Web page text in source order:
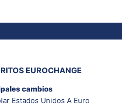
EUROCHANGE
cambios
Estados Unidos A Euro